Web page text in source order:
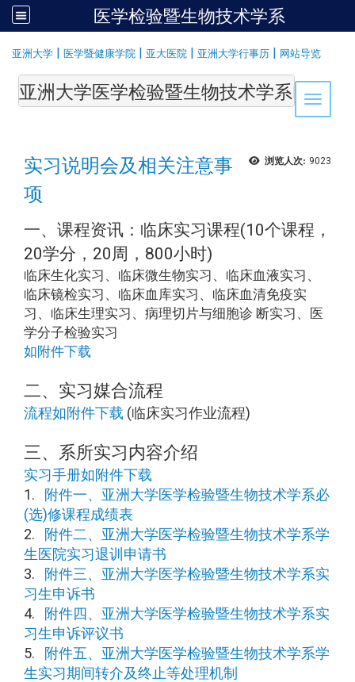
医学检验暨生物技术学系
亚洲大学 | 医学暨健康学院 | 亚大医院 | 亚洲大学行事历 | 网站导览
Toggle
亚洲大学医学检验暨生物技术学系
浏览人次: 9023
实习说明会及相关注意事
项
一、课程资讯：临床实习课程(10个课程，
20学分，20周，800小时)
临床生化实习、临床微生物实习、临床血液实习、
临床镜检实习、临床血库实习、临床血清免疫实
习、临床生理实习、病理切片与细胞诊 断实习、医
学分子检验实习
如附件下载
二、实习媒合流程
流程如附件下载 (临床实习作业流程)
三、系所实习内容介绍
实习手册如附件下载
1. 附件一、亚洲大学医学检验暨生物技术学系必
(选)修课程成绩表
2. 附件二、亚洲大学医学检验暨生物技术学系学
生医院实习退训申请书
3. 附件三、亚洲大学医学检验暨生物技术学系实
习生申诉书
4. 附件四、亚洲大学医学检验暨生物技术学系实
习生申诉评议书
5. 附件五、亚洲大学医学检验暨生物技术学系学
生实习期间转介及终止等处理机制